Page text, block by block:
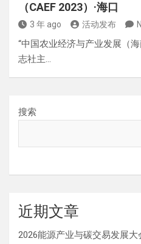
（CAEF 2023）·海口
3 年 ago 活动发布
“中国农业经济与产业发展（
志社主…
搜索
近期文章
2026能源产业与碳交易发展大